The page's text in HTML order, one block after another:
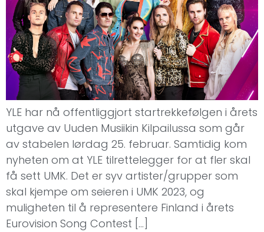
YLE har nå offentliggjort startrekkefølgen i årets
utgave av Uuden Musiikin Kilpailussa som går
av stabelen lørdag 25. februar. Samtidig kom
nyheten om at YLE tilrettelegger for at fler skal
få sett UMK. Det er syv artister/grupper som
skal kjempe om seieren i UMK 2023, og
muligheten til å representere Finland i årets
Eurovision Song Contest […]